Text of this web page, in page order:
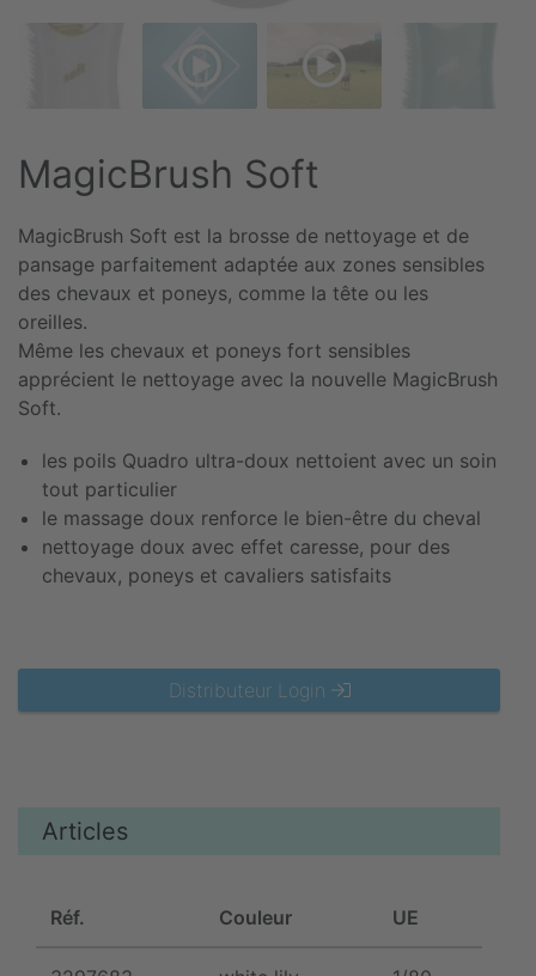
MagicBrush Soft
MagicBrush Soft est la brosse de nettoyage et de
pansage parfaitement adaptée aux zones sensibles
des chevaux et poneys, comme la tête ou les
oreilles.
Même les chevaux et poneys fort sensibles
apprécient le nettoyage avec la nouvelle MagicBrush
Soft.
les poils Quadro ultra-doux nettoient avec un soin
tout particulier
le massage doux renforce le bien-être du cheval
nettoyage doux avec effet caresse, pour des
chevaux, poneys et cavaliers satisfaits
Distributeur Login
Articles
Réf. Couleur UE